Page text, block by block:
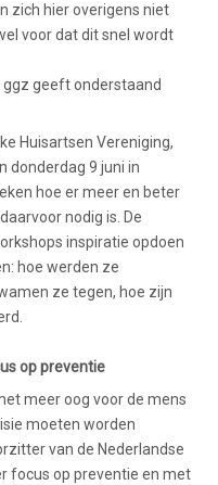
zich hier overigens niet
voor dat dit snel wordt
ggz geeft onderstaand
Huisartsen Vereniging,
donderdag 9 juni in
hoe er meer en beter
nodig is. De
inspiratie opdoen
hoe werden ze
ze tegen, hoe zijn
op preventie
meer oog voor de mens
moeten worden
van de Nederlandse
focus op preventie en met